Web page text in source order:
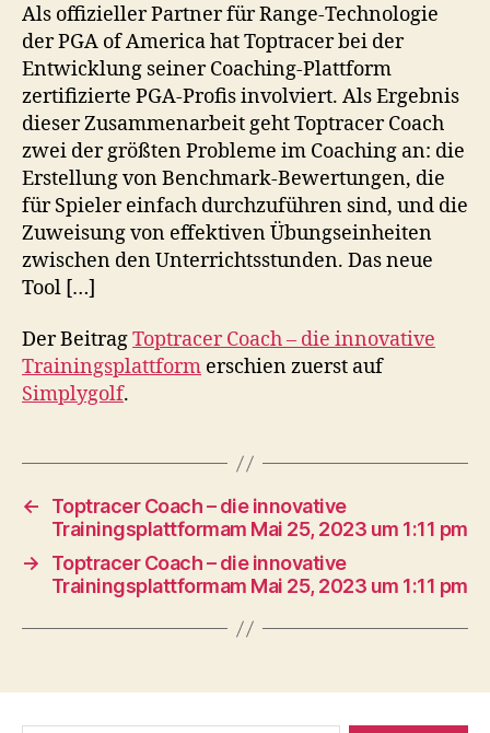
Als offizieller Partner für Range-Technologie
der PGA of America hat Toptracer bei der
Entwicklung seiner Coaching-Plattform
zertifizierte PGA-Profis involviert. Als Ergebnis
dieser Zusammenarbeit geht Toptracer Coach
zwei der größten Probleme im Coaching an: die
Erstellung von Benchmark-Bewertungen, die
für Spieler einfach durchzuführen sind, und die
Zuweisung von effektiven Übungseinheiten
zwischen den Unterrichtsstunden. Das neue
Tool […]
Der BeitragToptracer Coach – die innovative
Trainingsplattform erschien zuerst auf
Simplygolf.
←
Toptracer Coach – die innovative
Trainingsplattformam Mai 25, 2023 um 1:11 pm
→
Toptracer Coach – die innovative
Trainingsplattformam Mai 25, 2023 um 1:11 pm